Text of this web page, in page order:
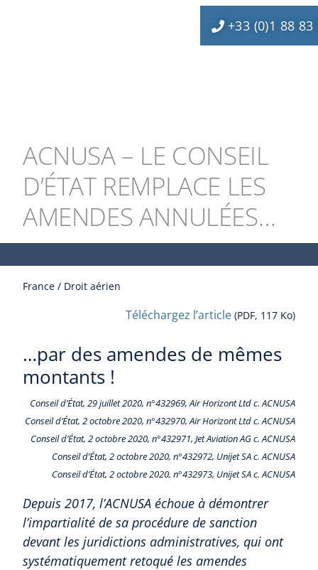
+33 (0)1 88 83
ACNUSA – LE CONSEIL
D’ÉTAT REMPLACE LES
AMENDES ANNULÉES…
France / Droit aérien
Téléchargez l’article (PDF, 117 Ko)
…par des amendes de mêmes
montants !
Conseil d’État, 29 juillet 2020, n°432969, Air Horizont Ltd c. ACNUSA
Conseil d’État, 2 octobre 2020, n°432970, Air Horizont Ltd c. ACNUSA
Conseil d’État, 2 octobre 2020, n°432971, Jet Aviation AG c. ACNUSA
Conseil d’État, 2 octobre 2020, n°432972, Unijet SA c. ACNUSA
Conseil d’État, 2 octobre 2020, n°432973, Unijet SA c. ACNUSA
Depuis 2017, l’ACNUSA échoue à démontrer
l’impartialité de sa procédure de sanction
devant les juridictions administratives, qui ont
systématiquement retoqué les amendes